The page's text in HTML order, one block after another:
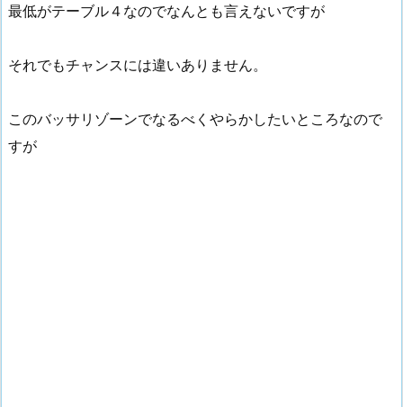
最低がテーブル４なのでなんとも言えないですが
それでもチャンスには違いありません。
このバッサリゾーンでなるべくやらかしたいところなので
すが